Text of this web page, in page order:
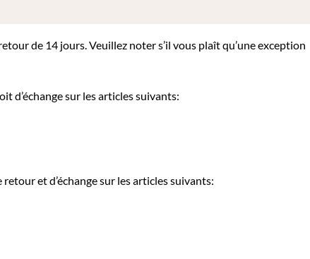
de 14 jours. Veuillez noter s’il vous plaît qu’une exception
d’échange sur les articles suivants:
et d’échange sur les articles suivants: